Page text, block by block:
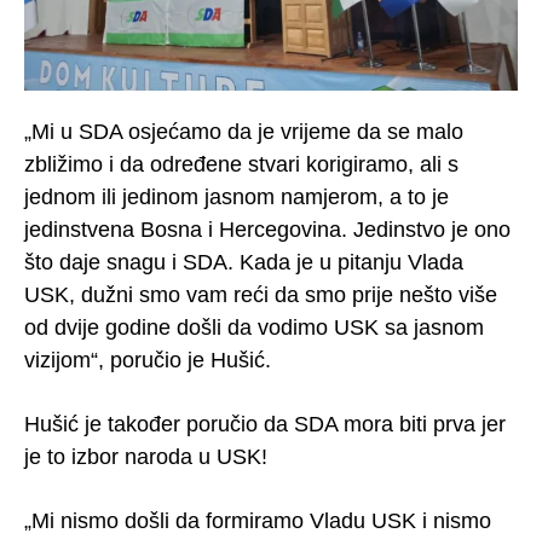
„Mi u SDA osjećamo da je vrijeme da se malo
zbližimo i da određene stvari korigiramo, ali s
jednom ili jedinom jasnom namjerom, a to je
jedinstvena Bosna i Hercegovina. Jedinstvo je ono
što daje snagu i SDA. Kada je u pitanju Vlada
USK, dužni smo vam reći da smo prije nešto više
od dvije godine došli da vodimo USK sa jasnom
vizijom“, poručio je Hušić.
Hušić je također poručio da SDA mora biti prva jer
je to izbor naroda u USK!
„Mi nismo došli da formiramo Vladu USK i nismo